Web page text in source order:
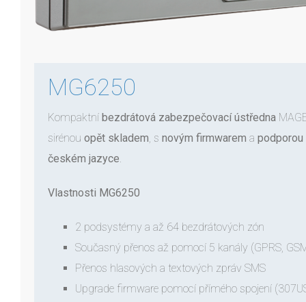
MG6250
Kompaktní bezdrátová zabezpečovací ústředna
sirénou opět skladem, s novým firmwarem a podporou
českém jazyce.
Vlastnosti MG6250
2 podsystémy a až 64 bezdrátových zón
Současný přenos až pomocí 5 kanály (GPRS,
Přenos hlasových a textových zpráv SMS
Upgrade firmware pomocí přímého spojení